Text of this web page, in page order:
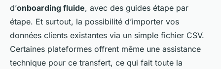
d’onboarding fluide, avec des guides étape par
étape. Et surtout, la possibilité d’importer vos
données clients existantes via un simple fichier CSV.
Certaines plateformes offrent même une assistance
technique pour ce transfert, ce qui fait toute la